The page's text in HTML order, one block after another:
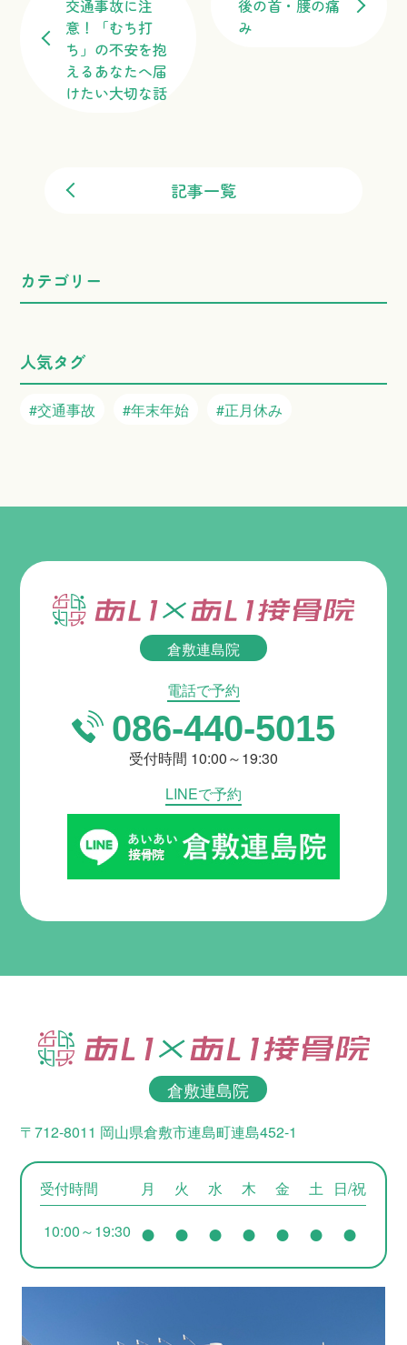
後の首・腰の痛
み
交通事故に注
意！「むち打
ち」の不安を抱
えるあなたへ届
けたい大切な話
記事一覧
カテゴリー
人気タグ
#交通事故 #年末年始 #正月休み
倉敷連島院
電話で予約
086-440-5015
受付時間 10:00～19:30
LINEで予約
倉敷連島院
〒712-8011 岡山県倉敷市連島町連島452-1
受付時間 月 火 水 木 金 土 日/祝
10:00～19:30 ● ● ● ● ● ● ●